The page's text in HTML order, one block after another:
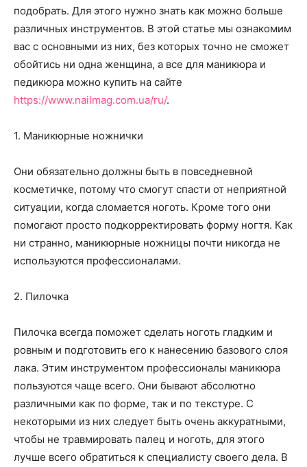
подобрать. Для этого нужно знать как можно больше
различных инструментов. В этой статье мы ознакомим
вас с основными из них, без которых точно не сможет
обойтись ни одна женщина, а все для маникюра и
педикюра можно купить на сайте
https://www.nailmag.com.ua/ru/.
1. Маникюрные ножнички
Они обязательно должны быть в повседневной
косметичке, потому что смогут спасти от неприятной
ситуации, когда сломается ноготь. Кроме того они
помогают просто подкорректировать форму ногтя. Как
ни странно, маникюрные ножницы почти никогда не
используются профессионалами.
2. Пилочка
Пилочка всегда поможет сделать ноготь гладким и
ровным и подготовить его к нанесению базового слоя
лака. Этим инструментом профессионалы маникюра
пользуются чаще всего. Они бывают абсолютно
различными как по форме, так и по текстуре. С
некоторыми из них следует быть очень аккуратными,
чтобы не травмировать палец и ноготь, для этого
лучше всего обратиться к специалисту своего дела. В